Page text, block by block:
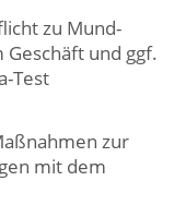
zu Mund-
und ggf.
Test
zur
mit dem